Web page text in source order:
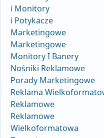
i Monitory
i Potykacze
Marketingowe
Marketingowe
Monitory I Banery
Nośniki Reklamowe
Porady Marketingowe
Reklama
Reklamowe
Reklamowe
Wielkoformatowa